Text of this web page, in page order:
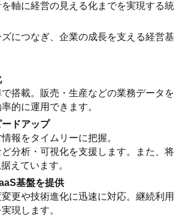
軸に経営の見える化までを実現する統
につなぎ、企業の成長を支える経営基
搭載。販売・生産などの業務データを
的に運用できます。
ドアップ
報をタイムリーに把握。
分析・可視化を支援します。また、将
えています。
基盤を提供
更や技術進化に迅速に対応。継続利用
現します。